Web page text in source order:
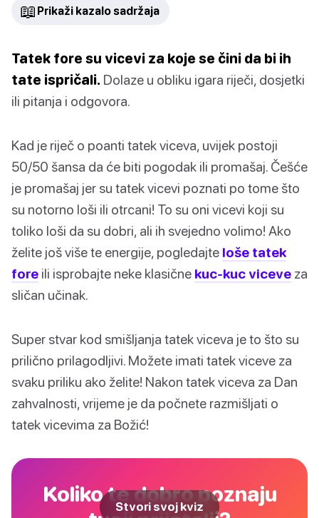
📖 Prikaži kazalo sadržaja
Tatek fore su vicevi za koje se čini da bi ih
tate ispričali. Dolaze u obliku igara riječi, dosjetki
ili pitanja i odgovora.
Kad je riječ o poanti tatek viceva, uvijek postoji
50/50 šansa da će biti pogodak ili promašaj. Češće
je promašaj jer su tatek vicevi poznati po tome što
su notorno loši ili otrcani! To su oni vicevi koji su
toliko loši da su dobri, ali ih svejedno volimo! Ako
želite još više te energije, pogledajte loše tatek
fore ili isprobajte neke klasične kuc-kuc viceve za
sličan učinak.
Super stvar kod smišljanja tatek viceva je to što su
prilično prilagodljivi. Možete imati tatek viceve za
svaku priliku ako želite! Nakon tatek viceva za Dan
zahvalnosti, vrijeme je da počnete razmišljati o
tatek vicevima za Božić!
Koliko te dobro poznaju
Stvori svoj kviz